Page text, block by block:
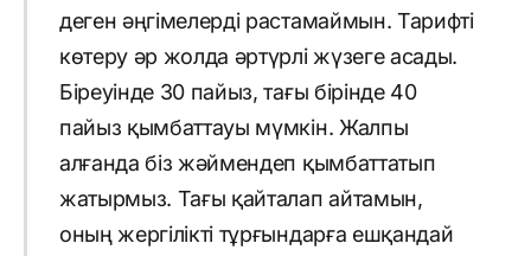
деген әңгімелерді растамаймын. Тарифті
көтеру әр жолда әртүрлі жүзеге асады.
Біреуінде 30 пайыз, тағы бірінде 40
пайыз қымбаттауы мүмкін. Жалпы
алғанда біз жәймендеп қымбаттатып
жатырмыз. Тағы қайталап айтамын,
оның жергілікті тұрғындарға ешқандай